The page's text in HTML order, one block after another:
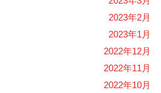
2023年2月
2023年1月
2022年12月
2022年11月
2022年10月